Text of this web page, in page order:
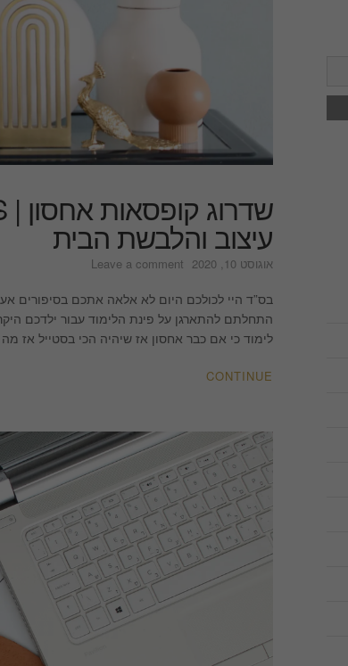
עיצוב והלבשת הבית
אוגוסט 10, 2020 Leave a comment
קופסאות
אחסון
|
אורן
עיצוב
והלבשת
בס”ד היי לכולכם היום לא אלאה אתכם
התחלתם להתארגן על פינת הלימוד עבור ילדכם
לימוד כי אם כבר אחסון אז שיהיה הכי בסטייל אז
CONTINUE